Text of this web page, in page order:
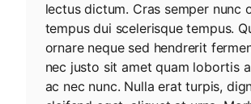
lectus dictum. Cras semper nunc
tempus dui scelerisque tempus.
ornare neque sed hendrerit
nec justo sit amet quam lobortis
ac nec nunc. Nulla erat turpis,